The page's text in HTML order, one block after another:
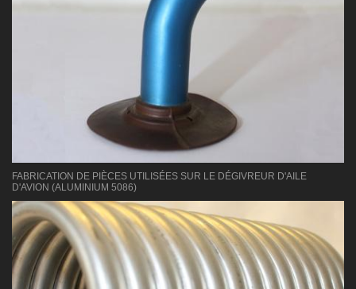
FABRICATION DE PIÈCES UTILISÉES SUR LE DÉGIVREUR D'AILE
D'AVION (ALUMINIUM 5086)